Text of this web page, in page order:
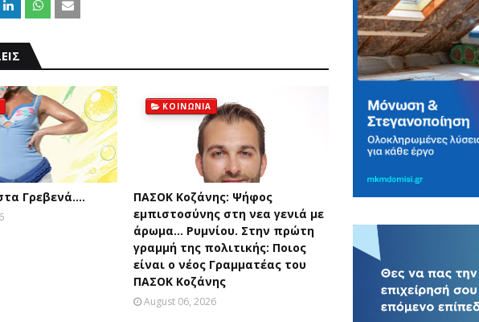
Γρεβενά….
ΚΟΙΝΩΝΙΑ
ΠΑΣΟΚ Κοζάνης: Ψήφος
εμπιστοσύνης στη νεα γενιά με
άρωμα... Ρυμνίου. Στην πρώτη
γραμμή της πολιτικής: Ποιος
είναι ο νέος Γραμματέας του
ΠΑΣΟΚ Κοζάνης
August 06, 2026